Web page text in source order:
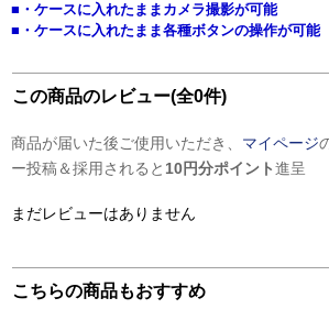
■・ケースに入れたままカメラ撮影が可能
■・ケースに入れたまま各種ボタンの操作が可能
この商品のレビュー(全0件)
商品が届いた後ご使用いただき、 マイページ
ー投稿＆採用されると 10円分ポイント進呈
まだレビューはありません
こちらの商品もおすすめ